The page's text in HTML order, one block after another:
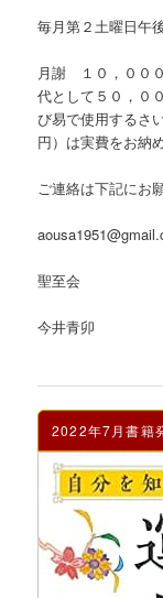
毎月第２土曜日午
月謝 １０，００
代として５０，０
び易で使用するさ
円）は実費をお納
ご連絡は下記にお
聖至会
今井青卯
2022年7月書籍